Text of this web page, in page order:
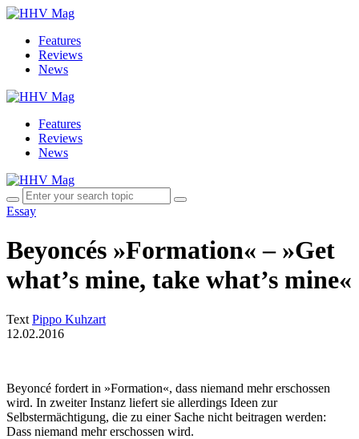
Features
Reviews
News
Features
Reviews
News
Essay
Beyoncés »Formation« – »Get
what’s mine, take what’s mine«
Text Pippo Kuhzart
12.02.2016
Beyoncé fordert in »Formation«, dass niemand mehr erschossen
wird. In zweiter Instanz liefert sie allerdings Ideen zur
Selbstermächtigung, die zu einer Sache nicht beitragen werden:
Dass niemand mehr erschossen wird.